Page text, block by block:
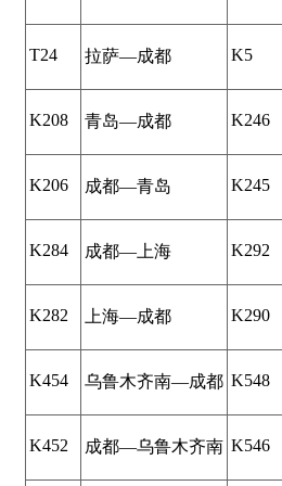
T24 拉萨—成都 K5
K208 青岛—成都 K246
K206 成都—青岛 K245
K284 成都—上海 K292
K282 上海—成都 K290
K454 乌鲁木齐南—成都 K548
K452 成都—乌鲁木齐南 K546